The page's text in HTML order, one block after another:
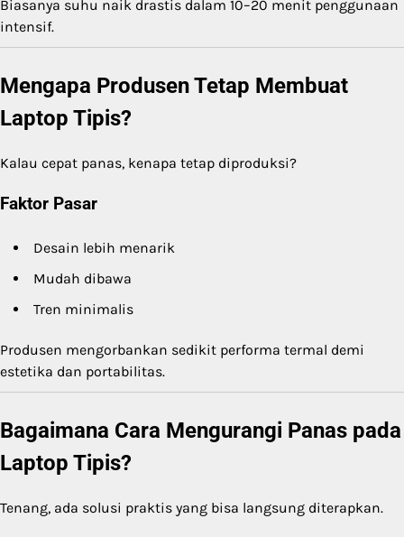
Biasanya suhu naik drastis dalam 10–20 menit penggunaan
intensif.
Mengapa Produsen Tetap Membuat
Laptop Tipis?
Kalau cepat panas, kenapa tetap diproduksi?
Faktor Pasar
Desain lebih menarik
Mudah dibawa
Tren minimalis
Produsen mengorbankan sedikit performa termal demi
estetika dan portabilitas.
Bagaimana Cara Mengurangi Panas pada
Laptop Tipis?
Tenang, ada solusi praktis yang bisa langsung diterapkan.